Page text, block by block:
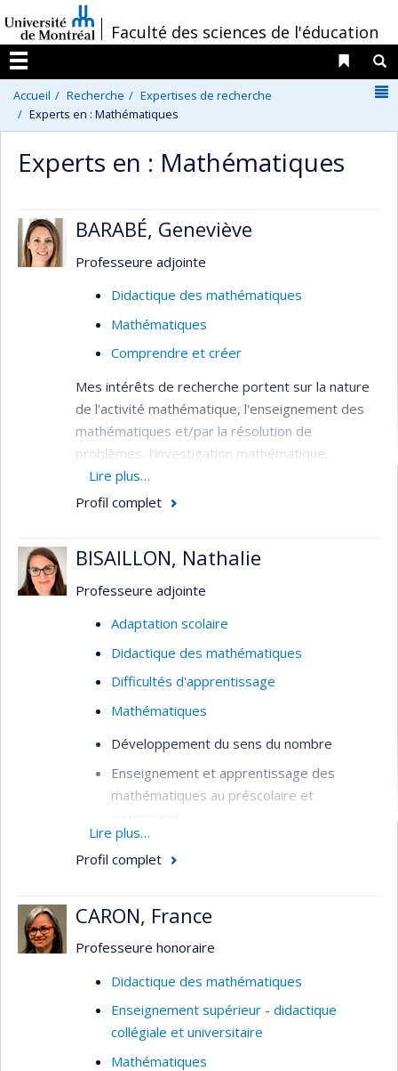
au
contenu
/Faculté des sciences de l'éducation
Menu
Liens
Accueil Recherche
Expertises de recherche
Experts en : Mathématiques
Experts en : Mathématiques
BARABÉ, Geneviève
Professeure adjointe
Didactique des mathématiques
Mathématiques
Comprendre et créer
Mes intérêts de recherche portent sur la nature
de l'activité mathématique, l'enseignement des
mathématiques et/par la résolution de
problèmes, l'investigation mathématique,
l'exploitation de tâches routinières, l'activité
collective, l'expérience mathématique et
Lire plus…
Profil complet
BISAILLON, Nathalie
Professeure adjointe
Adaptation scolaire
Didactique des mathématiques
Difficultés d'apprentissage
Mathématiques
Développement du sens du nombre
Enseignement et apprentissage des
mathématiques au préscolaire et
Élèves en difficulté d'apprentissage en
mathématiques
Lire plus…
Profil complet
CARON, France
Professeure honoraire
Didactique des mathématiques
Enseignement supérieur - didactique
collégiale et universitaire
Mathématiques